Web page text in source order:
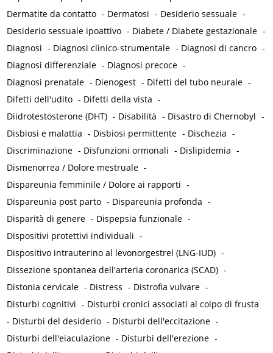
Dermatite da contatto - Dermatosi - Desiderio sessuale -
Desiderio sessuale ipoattivo - Diabete / Diabete gestazionale -
Diagnosi - Diagnosi clinico-strumentale - Diagnosi di cancro -
Diagnosi differenziale - Diagnosi precoce -
Diagnosi prenatale - Dienogest - Difetti del tubo neurale -
Difetti dell'udito - Difetti della vista -
Diidrotestosterone (DHT) - Disabilità - Disastro di Chernobyl -
Disbiosi e malattia - Disbiosi permittente - Dischezia -
Discriminazione - Disfunzioni ormonali - Dislipidemia -
Dismenorrea / Dolore mestruale -
Dispareunia femminile / Dolore ai rapporti -
Dispareunia post parto - Dispareunia profonda -
Disparità di genere - Dispepsia funzionale -
Dispositivi protettivi individuali -
Dispositivo intrauterino al levonorgestrel (LNG-IUD) -
Dissezione spontanea dell'arteria coronarica (SCAD) -
Distonia cervicale - Distress - Distrofia vulvare -
Disturbi cognitivi - Disturbi cronici associati al colpo di frusta
- Disturbi del desiderio - Disturbi dell'eccitazione -
Disturbi dell'eiaculazione - Disturbi dell'erezione -